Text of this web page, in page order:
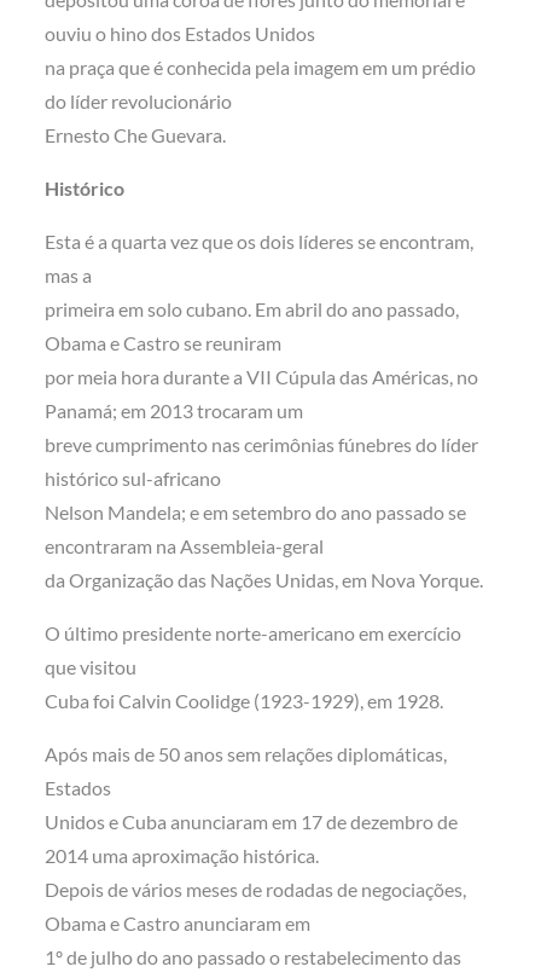
ouviu o hino dos Estados Unidos
na praça que é conhecida pela imagem em um prédio
do líder revolucionário
Ernesto Che Guevara.
Histórico
Esta é a quarta vez que os dois líderes se encontram,
mas a
primeira em solo cubano. Em abril do ano passado,
Obama e Castro se reuniram
por meia hora durante a VII Cúpula das Américas, no
Panamá; em 2013 trocaram um
breve cumprimento nas cerimônias fúnebres do líder
histórico sul-africano
Nelson Mandela; e em setembro do ano passado se
encontraram na Assembleia-geral
da Organização das Nações Unidas, em Nova Yorque.
O último presidente norte-americano em exercício
que visitou
Cuba foi Calvin Coolidge (1923-1929), em 1928.
Após mais de 50 anos sem relações diplomáticas,
Estados
Unidos e Cuba anunciaram em 17 de dezembro de
2014 uma aproximação histórica.
Depois de vários meses de rodadas de negociações,
Obama e Castro anunciaram em
1º de julho do ano passado o restabelecimento das